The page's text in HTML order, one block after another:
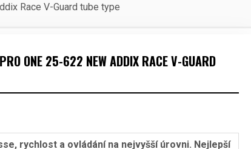
Race V-Guard tube type
ONE 25-622 NEW ADDIX RACE V-GUARD
rychlost a ovládání na nejvyšší úrovni. Nejlepší